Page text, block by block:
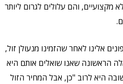
מקצועיים, והם עלולים לגרום ליותר
אלינו לאחר שהזמינו מנעולן זול,
הראשונה שאנו שואלים אותם היא
היא לרוב "כן, אבל המחיר הזול